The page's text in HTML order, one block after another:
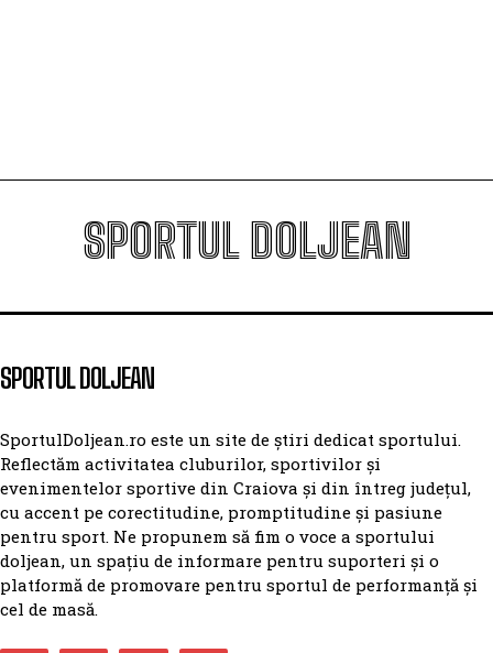
SPORTUL DOLJEAN
SPORTUL DOLJEAN
SportulDoljean.ro este un site de știri dedicat sportului.
Reflectăm activitatea cluburilor, sportivilor și
evenimentelor sportive din Craiova și din întreg județul,
cu accent pe corectitudine, promptitudine și pasiune
pentru sport. Ne propunem să fim o voce a sportului
doljean, un spațiu de informare pentru suporteri și o
platformă de promovare pentru sportul de performanță și
cel de masă.